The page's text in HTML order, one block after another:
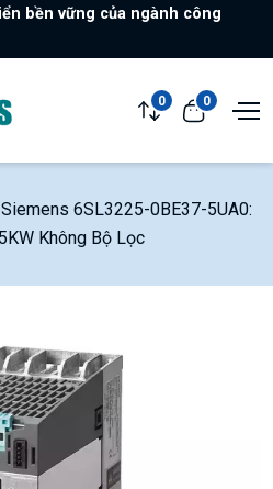
bền vững của ngành công
0 0
6SL3225-0BE37-5UA0:
Không Bộ Lọc